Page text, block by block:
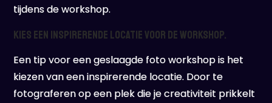
tijdens de workshop.
Kies een inspirerende locatie voor de workshop.
Een tip voor een geslaagde foto workshop is het
kiezen van een inspirerende locatie. Door te
fotograferen op een plek die je creativiteit prikkelt